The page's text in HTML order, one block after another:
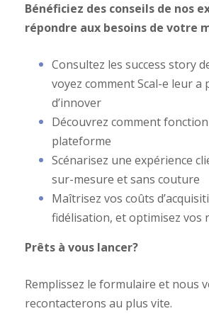
Bénéficiez des conseils de nos
répondre aux besoins de votre
Consultez les success story
voyez comment Scal-e leur a
d’innover
Découvrez comment
plateforme
Scénarisez une expérience
sur-mesure et sans couture
Maîtrisez vos coûts
fidélisation, et optimisez vos
Prêts à vous lancer?
Remplissez le formulaire et nous
recontacterons au plus vite.